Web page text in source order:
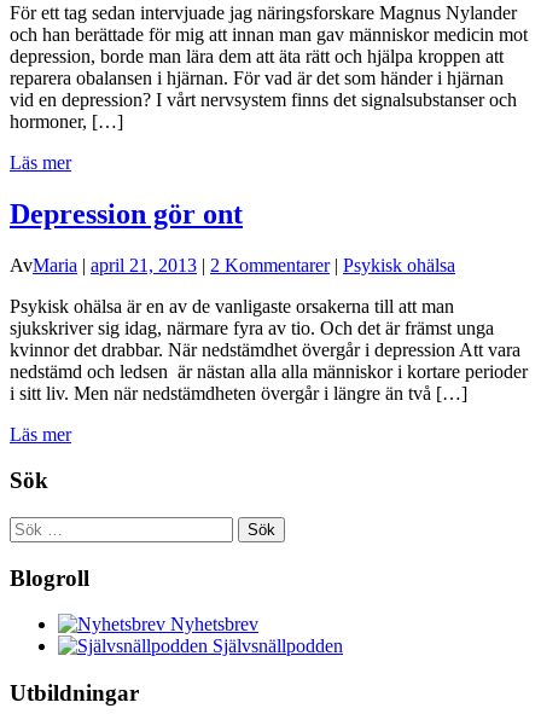
För ett tag sedan intervjuade jag näringsforskare Magnus Nylander
och han berättade för mig att innan man gav människor medicin mot
depression, borde man lära dem att äta rätt och hjälpa kroppen att
reparera obalansen i hjärnan. För vad är det som händer i hjärnan
vid en depression? I vårt nervsystem finns det signalsubstanser och
hormoner, […]
Läs mer
Depression gör ont
AvMaria | april 21, 2013 | 2 Kommentarer| Psykisk ohälsa
Psykisk ohälsa är en av de vanligaste orsakerna till att man
sjukskriver sig idag, närmare fyra av tio. Och det är främst unga
kvinnor det drabbar. När nedstämdhet övergår i depression Att vara
nedstämd och ledsen är nästan alla alla människor i kortare perioder
i sitt liv. Men när nedstämdheten övergår i längre än två […]
Läs mer
Sök
Sök
efter:
Blogroll
Nyhetsbrev
Självsnällpodden
Utbildningar